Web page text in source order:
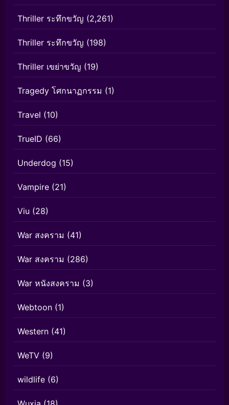
Thriller ระทึกขวัญ (2,261)
Thriller ระทึกขวัญ (198)
Thriller เขย่าขวัญ (19)
Tragedy โศกนาฏกรรม (1)
Travel (10)
TrueID (66)
Underdog (15)
Vampire (21)
Viu (28)
War สงคราม (41)
War สงคราม (286)
War หนังสงคราม (3)
Webtoon (1)
Western (41)
WeTV (9)
wildlife (6)